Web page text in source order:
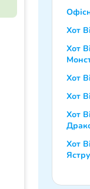
Хот
Хот
Хот
Хот
Хот
Хот